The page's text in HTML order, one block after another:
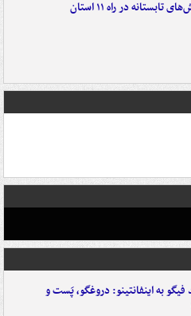
تابستانه در راه ۱۱ استان
فیگو به اینفانتینو: دروغگو، پَست‌ و